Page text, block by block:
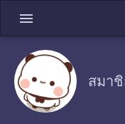
menu
สมา